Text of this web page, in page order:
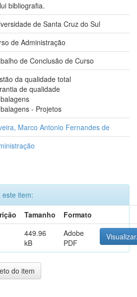
bibliografia.
de Santa Cruz do Sul
de Administração
de Conclusão de Curso
da qualidade total
de qualidade
- Projetos
Marco Antonio Fernandes de
este item:
Tamanho
Formato
449.96
kB
Adobe
PDF
do item